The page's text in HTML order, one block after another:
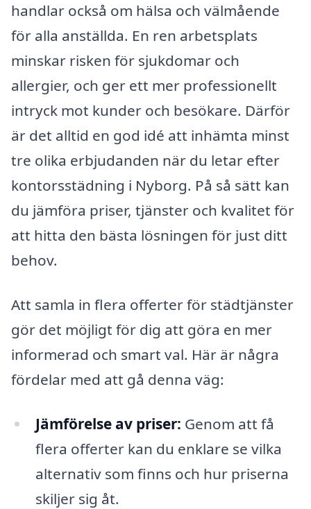
handlar också om hälsa och välmående
för alla anställda. En ren arbetsplats
minskar risken för sjukdomar och
allergier, och ger ett mer professionellt
intryck mot kunder och besökare. Därför
är det alltid en god idé att inhämta minst
tre olika erbjudanden när du letar efter
kontorsstädning i Nyborg. På så sätt kan
du jämföra priser, tjänster och kvalitet för
att hitta den bästa lösningen för just ditt
behov.
Att samla in flera offerter för städtjänster
gör det möjligt för dig att göra en mer
informerad och smart val. Här är några
fördelar med att gå denna väg:
Jämförelse av priser: Genom att få
flera offerter kan du enklare se vilka
alternativ som finns och hur priserna
skiljer sig åt.